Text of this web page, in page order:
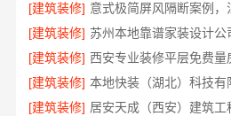
[建筑装修]
[建筑装修] 苏州本地靠谱家装设计
[建筑装修] 西安专业装修平层免费量
[建筑装修]
[建筑装修]